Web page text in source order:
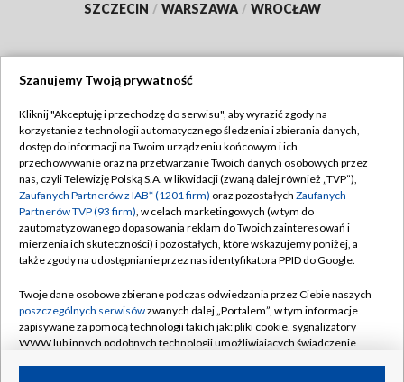
SZCZECIN / WARSZAWA / WROCŁAW
TVP
Abonament TVP
Emisja w TVP
Centrum informacji TVP
Naziemna Telewizja Cyfrowa
Rada Programowa
System NOS
Informacje o nadawcy
Regulamin TVP
Polityka prywatności
Moje zgody
Pomoc
Kontakt
Kanały
Szanujemy Twoją prywatność
Kliknij "Akceptuję i przechodzę do serwisu", aby wyrazić zgody na
korzystanie z technologii automatycznego śledzenia i zbierania danych,
dostęp do informacji na Twoim urządzeniu końcowym i ich
przechowywanie oraz na przetwarzanie Twoich danych osobowych przez
nas, czyli Telewizję Polską S.A. w likwidacji (zwaną dalej również „TVP”),
Zaufanych Partnerów z IAB* (1201 firm) oraz pozostałych Zaufanych
Partnerów TVP (93 firm), w celach marketingowych (w tym do
zautomatyzowanego dopasowania reklam do Twoich zainteresowań i
mierzenia ich skuteczności) i pozostałych, które wskazujemy poniżej, a
także zgody na udostępnianie przez nas identyfikatora PPID do Google.
Twoje dane osobowe zbierane podczas odwiedzania przez Ciebie naszych
poszczególnych serwisówzwanych dalej „Portalem”, w tym informacje
zapisywane za pomocą technologii takich jak: pliki cookie, sygnalizatory
WWW lub innych podobnych technologii umożliwiających świadczenie